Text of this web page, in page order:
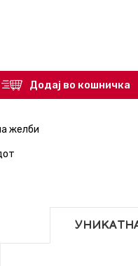
Додај во кошничка
желби